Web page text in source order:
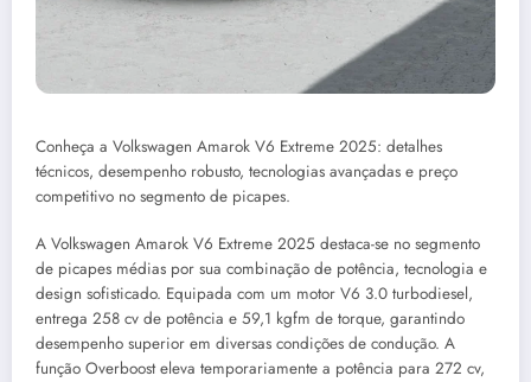
Conheça a Volkswagen Amarok V6 Extreme 2025: detalhes
técnicos, desempenho robusto, tecnologias avançadas e preço
competitivo no segmento de picapes.
A Volkswagen Amarok V6 Extreme 2025 destaca-se no segmento
de picapes médias por sua combinação de potência, tecnologia e
design sofisticado. Equipada com um motor V6 3.0 turbodiesel,
entrega 258 cv de potência e 59,1 kgfm de torque, garantindo
desempenho superior em diversas condições de condução. A
função Overboost eleva temporariamente a potência para 272 cv,